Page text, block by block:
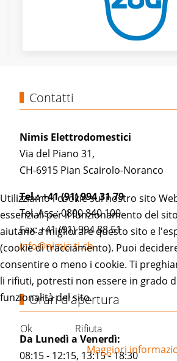
Contatti
Nimis Elettrodomestici
Via del Piano 31,
CH-6915 Pian Scairolo-Noranco
Tel.: +41 (91) 994 31 79
Tel. Ass.: 0800 840 100
Fax: +41 (91) 994 88 51
info@nimis-ti.ch
Orari d'apertura
Da Lunedì a Venerdì:
08:15 - 12:15, 13:15 - 18:30
Utilizziamo i cookie sul nostro sito
essenziali per il funzionamento del
aiutano a migliorare questo sito e
(cookie di tracciamento). Puoi
consentire o meno i cookie. Ti
li rifiuti, potresti non essere in grado
funzionalità del sito.
Ok
Rifiuta
Maggiori